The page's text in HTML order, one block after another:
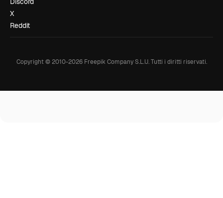
X
Reddit
Copyright © 2010-2026Freepik Company S.L.U. Tutti i diritti riservati.